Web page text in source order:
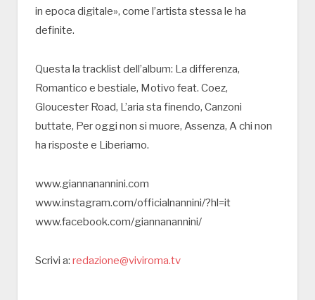
in epoca digitale», come l’artista stessa le ha
definite.
Questa la tracklist dell’album: La differenza,
Romantico e bestiale, Motivo feat. Coez,
Gloucester Road, L’aria sta finendo, Canzoni
buttate, Per oggi non si muore, Assenza, A chi non
ha risposte e Liberiamo.
www.giannanannini.com
www.instagram.com/officialnannini/?hl=it
www.facebook.com/giannanannini/
Scrivi a: redazione@viviroma.tv